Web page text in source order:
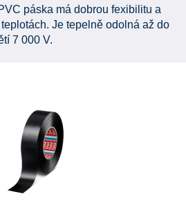
páska má dobrou fexibilitu a
Je tepelně odolná až do
7 000 V.